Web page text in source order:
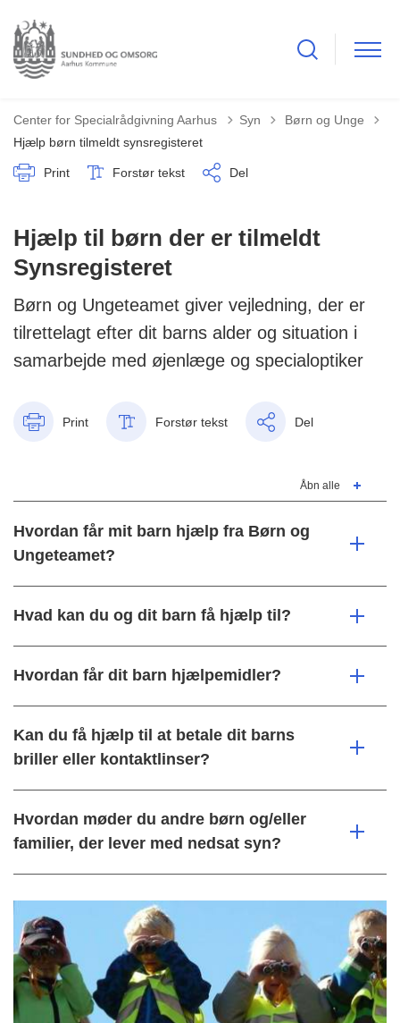
Center for Specialrådgivning Aarhus Syn Tilbage til
Børn og Unge
Hjælp børn tilmeldt synsregisteret
Print Forstør tekst Del
Hjælp til børn der er tilmeldt
Synsregisteret
Børn og Ungeteamet giver vejledning, der er
tilrettelagt efter dit barns alder og situation i
samarbejde med øjenlæge og specialoptiker
Print Forstør tekst Del
Åbn alle
Hvordan får mit barn hjælp fra Børn og
Ungeteamet?
Hvad kan du og dit barn få hjælp til?
Hvordan får dit barn hjælpemidler?
Kan du få hjælp til at betale dit barns
briller eller kontaktlinser?
Hvordan møder du andre børn og/eller
familier, der lever med nedsat syn?